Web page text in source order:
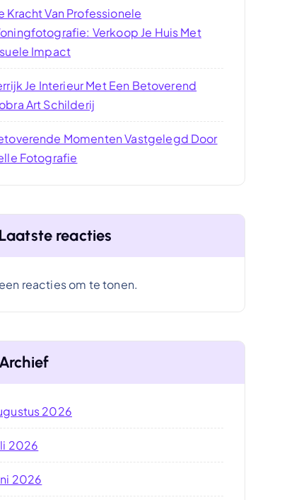
Kracht Van Professionele
Verkoop Je Huis Met
Impact
Je Interieur Met Een Betoverend
Art Schilderij
Momenten Vastgelegd Door
Fotografie
Laatste reacties
reacties om te tonen.
Archief
2026
2026
2026